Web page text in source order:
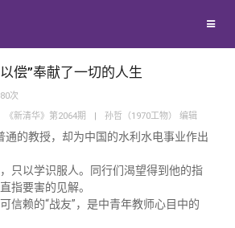
西南联大校友会
义工计划
体平台
《清华校友通讯》
清华
偿”奉献了一切的人生
次
《新清华》第2064期
| 孙哲（1970工物） 编辑
的教授，却为中国的水利水电事业作出
只以学识服人。同行们渴望得到他的指
指要害的见解。
信赖的“战友”，是中青年教师心目中的